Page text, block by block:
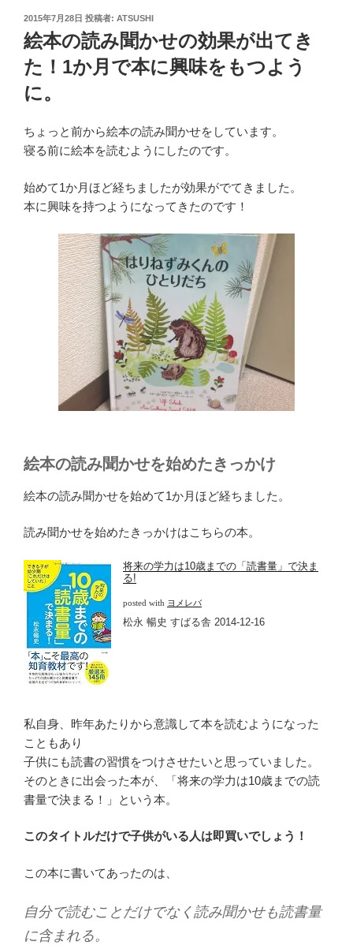
投
稿
日:
2015年7月28日 投稿者: ATSUSHI
絵本の読み聞かせの効果が出てき
た！1か月で本に興味をもつよう
に。
ちょっと前から絵本の読み聞かせをしています。
寝る前に絵本を読むようにしたのです。
始めて1か月ほど経ちましたが効果がでてきました。
本に興味を持つようになってきたのです！
絵本の読み聞かせを始めたきっかけ
絵本の読み聞かせを始めて1か月ほど経ちました。
読み聞かせを始めたきっかけはこちらの本。
将来の学力は10歳までの「読書量」で決ま
る!
posted with ヨメレバ
松永 暢史 すばる舎 2014-12-16
私自身、昨年あたりから意識して本を読むようになった
こともあり
子供にも読書の習慣をつけさせたいと思っていました。
そのときに出会った本が、「将来の学力は10歳までの読
書量で決まる！」という本。
このタイトルだけで子供がいる人は即買いでしょう！
この本に書いてあったのは、
自分で読むことだけでなく読み聞かせも読書量
に含まれる。